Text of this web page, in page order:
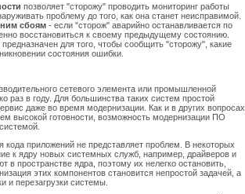
позволяет "сторожу" проводить мониторинг работы
проблему до того, как она станет неисправимой.
сбоям - если "сторож" аварийно останавливается по
восстановиться к своему предыдущему состоянию.
предназначен для того, чтобы сообщить "сторожу", какие
состояния ошибки.
сетевого элемента или промышленной
раз в году. Для большинства таких систем простой
даже во время модернизации. Как и в других вопросах,
высокой готовности, возможность модернизации ПО
приложений не представляет проблем. В некоторых
к ядру новых системных служб, например, драйверов и
в пространстве ядра, поэтому их нелегко остановить,
этих компонентов становится непростой задачей, а
и перезагрузки системы.